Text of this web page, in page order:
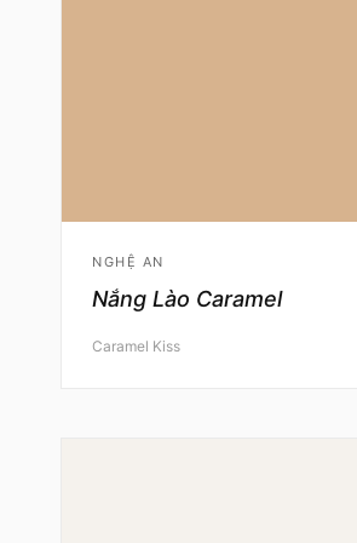
NGHỆ AN
Nắng Lào Caramel
Caramel Kiss